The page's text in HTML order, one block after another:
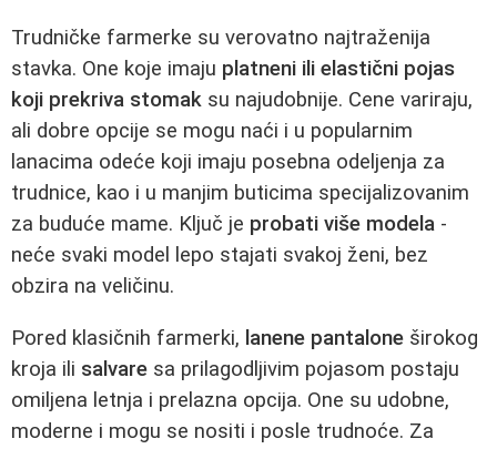
Trudničke farmerke su verovatno najtraženija
stavka. One koje imaju platneni ili elastični pojas
koji prekriva stomak su najudobnije. Cene variraju,
ali dobre opcije se mogu naći i u popularnim
lanacima odeće koji imaju posebna odeljenja za
trudnice, kao i u manjim buticima specijalizovanim
za buduće mame. Ključ je probati više modela -
neće svaki model lepo stajati svakoj ženi, bez
obzira na veličinu.
Pored klasičnih farmerki, lanene pantalone širokog
kroja ili salvare sa prilagodljivim pojasom postaju
omiljena letnja i prelazna opcija. One su udobne,
moderne i mogu se nositi i posle trudnoće. Za